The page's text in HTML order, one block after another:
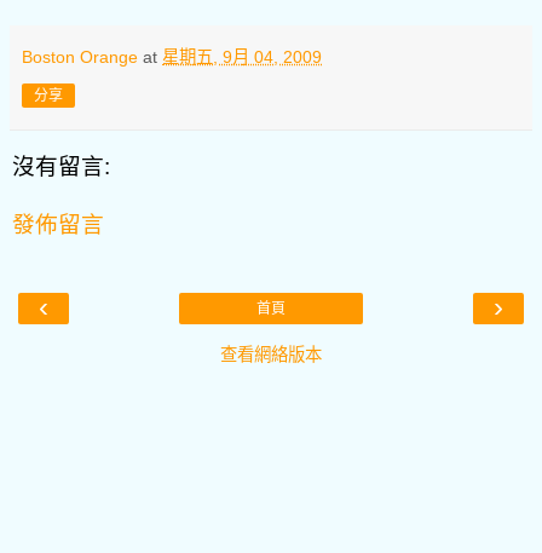
Boston Orange at 星期五, 9月 04, 2009
分享
沒有留言:
發佈留言
‹ ›
首頁
查看網絡版本